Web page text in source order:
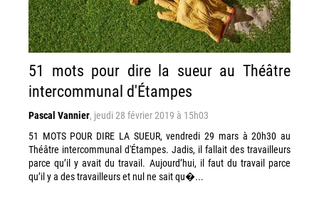
51 mots pour dire la sueur au Théâtre
intercommunal d'Étampes
Pascal Vannier, jeudi 28 février 2019 à 15h03
51 MOTS POUR DIRE LA SUEUR, vendredi 29 mars à 20h30 au
Théâtre intercommunal d'Étampes. Jadis, il fallait des travailleurs
parce qu’il y avait du travail. Aujourd’hui, il faut du travail parce
qu’il y a des travailleurs et nul ne sait qu�...